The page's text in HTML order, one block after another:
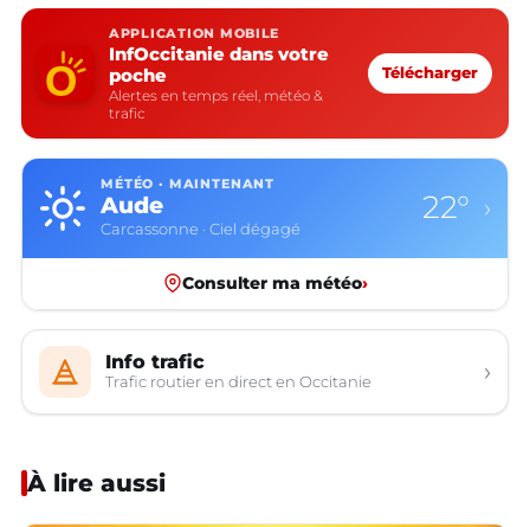
APPLICATION MOBILE
InfOccitanie dans votre
poche
Alertes en temps réel, météo &
trafic
Télécharger
MÉTÉO · MAINTENANT
Aude
Carcassonne · Ciel dégagé
22° ›
Consulter ma météo›
Info trafic
Trafic routier en direct en Occitanie ›
À lire aussi